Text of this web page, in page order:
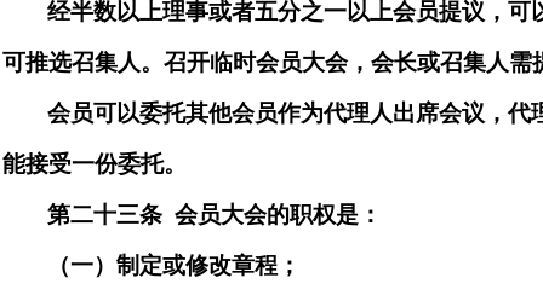
经半数以上理事或者五分之一以上会员提议，
可推选召集人。召开临时会员大会，会长或召集人
会员可以委托其他会员作为代理人出席会议，
能接受一份委托。
第二十三条 会员大会的职权是：
（一）制定或修改章程；